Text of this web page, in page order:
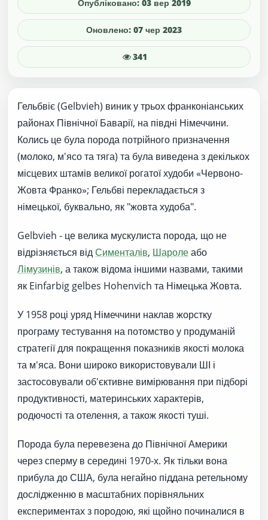
Опубліковано: 03 вер 2019
Оновлено: 07 чер 2023
341
Гельбвіє (Gelbvieh) виник у трьох франконіанських
районах Північної Баварії, на півдні Німеччини.
Колись це була порода потрійного призначення
(молоко, м'ясо та тяга) та була виведена з декількох
місцевих штамів великої рогатої худоби «Червоно-
Жовта Франко»; Гельбві перекладається з
німецької, буквально, як "жовта худоба".
Gelbvieh - це велика мускулиста порода, що не
відрізняється відСименталів, Шаролеабо
Лімузинів, а також відома іншими назвами, такими
як Einfarbig gelbes Hohenvich та Німецька Жовта.
У 1958 році уряд Німеччини наклав жорстку
програму тестування на потомство у продуманій
стратегії для покращення показників якості молока
та м'яса. Вони широко використовували ШІ і
застосовували об'єктивне вимірювання при підборі
продуктивності, материнських характерів,
родючості та отелення, а також якості туші.
Порода була перевезена до Північної Америки
через сперму в середині 1970-х. Як тільки вона
прибула до США, була негайно піддана ретельному
дослідженню в масштабних порівняльних
експериментах з породою, які щойно починалися в